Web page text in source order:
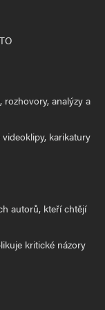
analýzy a
karikatury
autorů, kteří chtějí
kritické názory